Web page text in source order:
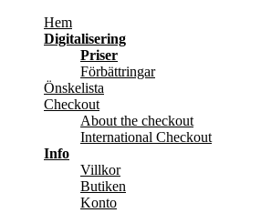
Hem
Digitalisering
Priser
Förbättringar
Önskelista
Checkout
About the checkout
International Checkout
Info
Villkor
Butiken
Konto